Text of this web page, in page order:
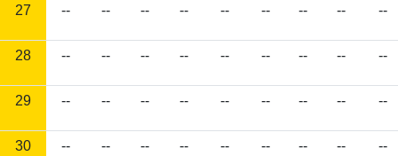
27 -- -- -- -- -- -- -- -- --
28 -- -- -- -- -- -- -- -- --
29 -- -- -- -- -- -- -- -- --
30 -- -- -- -- -- -- -- -- --